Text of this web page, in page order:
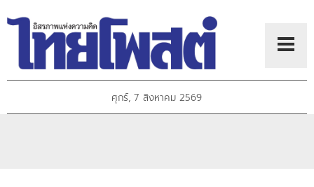
ศุกร์, 7 สิงหาคม 2569